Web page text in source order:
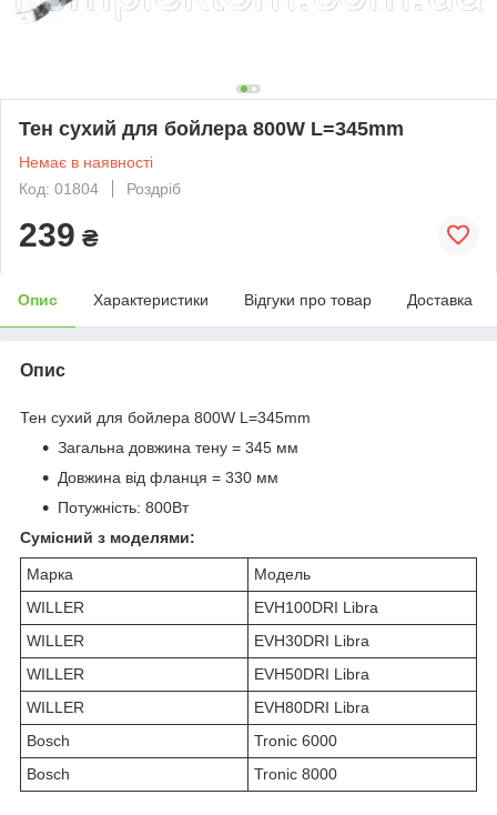
Тен сухий для бойлера 800W L=345mm
Немає в наявності
Код: 01804
Роздріб
239 ₴
Опис Характеристики Відгуки про товар Доставка
Опис
Тен сухий для бойлера 800W L=345mm
Загальна довжина тену = 345 мм
Довжина від фланця = 330 мм
Потужність: 800Вт
Сумісний з моделями:
Марка
Модель
WILLER
EVH100DRI Libra
WILLER
EVH30DRI Libra
WILLER
EVH50DRI Libra
WILLER
EVH80DRI Libra
Bosch
Tronic 6000
Bosch
Tronic 8000